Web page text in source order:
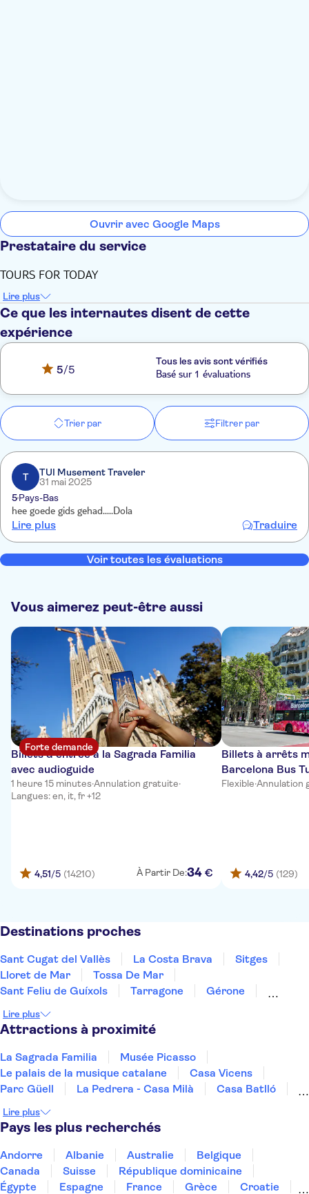
Ouvrir avec Google Maps
Prestataire du service
TOURS FOR TODAY
Lire plus
Ce que les internautes disent de cette
expérience
5/5
Tous les avis sont vérifiés
Basé sur 1 évaluations
Trier par Filtrer par
T
TUI Musement Traveler
31 mai 2025
5Pays-Bas
hee goede gids gehad.....Dola
Lire plus Traduire
Voir toutes les évaluations
Vous aimerez peut-être aussi
Forte demande
Billets d'entrée à la Sagrada Familia
avec audioguide
1 heure 15 minutes·Annulation gratuite·
Langues: en, it, fr +12
4,51/5 (14210) À Partir De:34 €
Billets à arrêts
Barcelona Bus
Flexible·Annulation
4,42/5 (129)
Destinations proches
Sant Cugat del Vallès La Costa Brava
Sitges
Lloret de Mar
Tossa De Mar
Sant Feliu de Guíxols
Tarragone
Gérone
Deltebre
Peñíscola Majorque
Lire plus
Attractions à proximité
La Sagrada Familia
Musée Picasso
Le palais de la musique catalane
Casa Vicens
Parc Güell
La Pedrera - Casa Milà
Casa Batlló
Le musée Picasso Malaga
Musée Reina Sofía
Stade Santiago Bernabéu
Musée Thyssen-Bornemisza
Lire plus
Pays les plus recherchés
Andorre Albanie Australie
Belgique
Canada
Suisse
République dominicaine
Égypte
Espagne France Grèce
Croatie